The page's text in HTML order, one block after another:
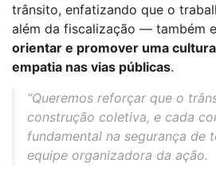
trânsito, enfatizando que o
além da fiscalização — também
orientar e promover uma
empatia nas vias públicas.
“Queremos reforçar que o
construção coletiva, e cada
fundamental na segurança de
equipe organizadora da ação.